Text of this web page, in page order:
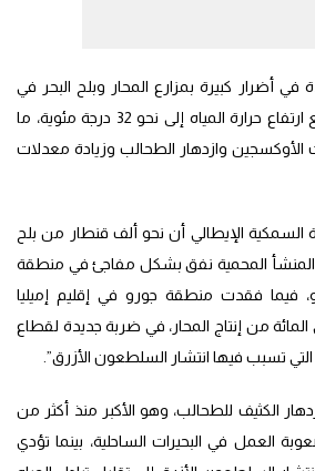
أضرار كبيرة بمزارع المحار وبلح البحر في
شمال البحر الأدرياتيكي، مع ارتفاع حرارة المياه إلى نحو 32 درجة مئوية، ما
وازدهار الطحالب وزيادة معدلات
السمكية الإيطالي أن نحو ألف قنطار من بلح
المنشأ المحمية نفق بشكل مفاجئ في منطقة
فيما فقدت منطقة جورو في إقليم إميليا
ما يصل إلى 90 في المائة من إنتاج المحار، في ضربة جديدة لقطاع
تسبب فيها انتشار السلطعون الأزرق”.
الكثيف للطحالب، وهو الأكبر منذ أكثر من
العمل في البحيرات الساحلية، بينما تؤدي